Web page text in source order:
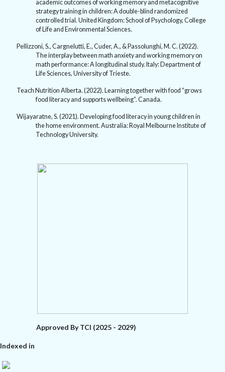
academic outcomes of working memory and metacognitive
strategy training in children: A double-blind randomized
controlled trial. United Kingdom: School of Psychology, College
of Life and Environmental Sciences.
Pellizzoni, S., Cargnelutti, E., Cuder, A., & Passolunghi, M. C. (2022).
The interplay between math anxiety and working memory on
math performance: A longitudinal study. Italy: Department of
Life Sciences, University of Trieste.
Teach Nutrition Alberta. (2022). Learning together with food “grows
food literacy and supports wellbeing”. Canada.
Wijayaratne, S. (2021). Developing food literacy in young children in
the home environment. Australia: Royal Melbourne Institute of
Technology University.
Approved By TCI (2025 - 2029)
Indexed in